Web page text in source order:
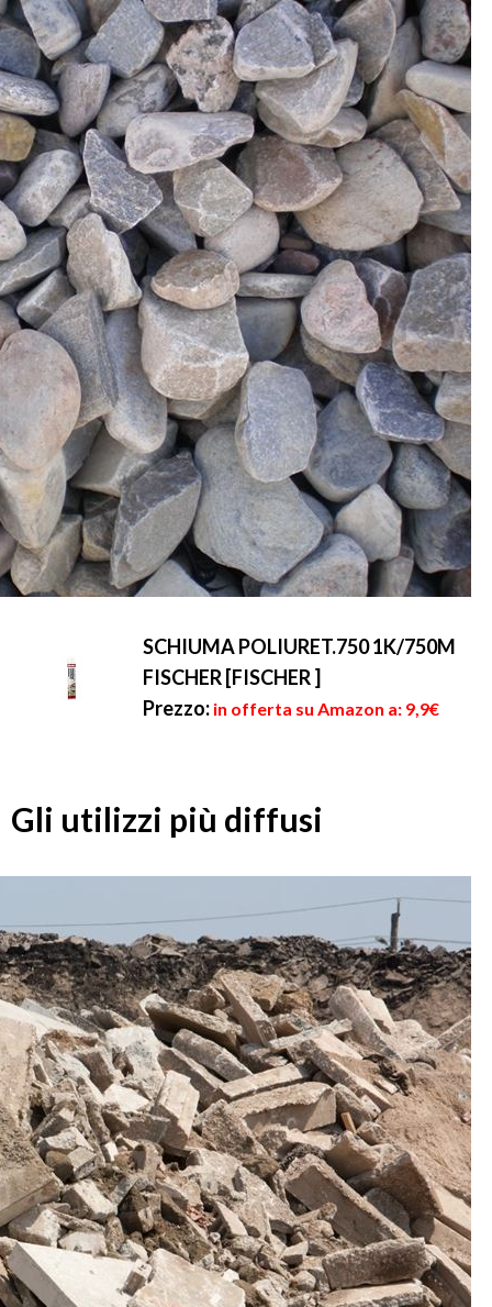
SCHIUMA POLIURET.750 1K/750M
FISCHER [FISCHER ]
Prezzo: in offerta su Amazon a: 9,9€
Gli utilizzi più diffusi